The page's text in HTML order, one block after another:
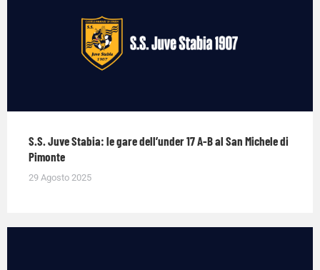
S.S. Juve Stabia: le gare dell’under 17 A-B al San Michele di
Pimonte
29 Agosto 2025